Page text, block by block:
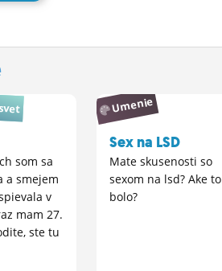
som sa
a smejem
v
mam 27.
ste tu
Umenie
Sex na LSD
Mate skusenosti so
sexom na lsd? Ake to
bolo?